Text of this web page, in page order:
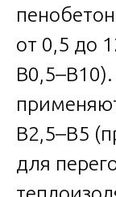
от 0,5 до
В2,5–В5
для